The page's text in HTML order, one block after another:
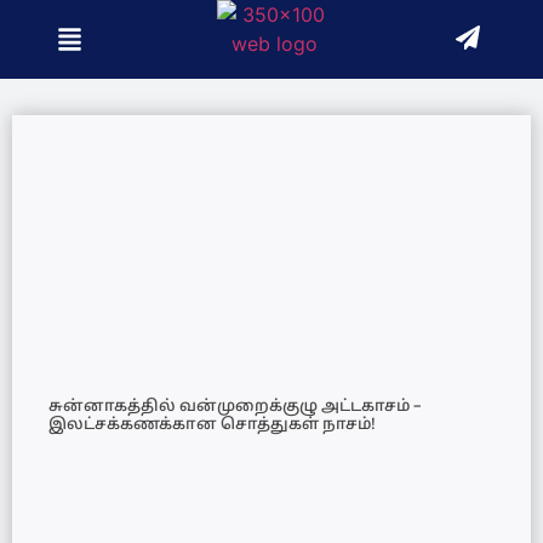
சுன்னாகத்தில் வன்முறைக்குழு அட்டகாசம் –
இலட்சக்கணக்கான சொத்துகள் நாசம்!